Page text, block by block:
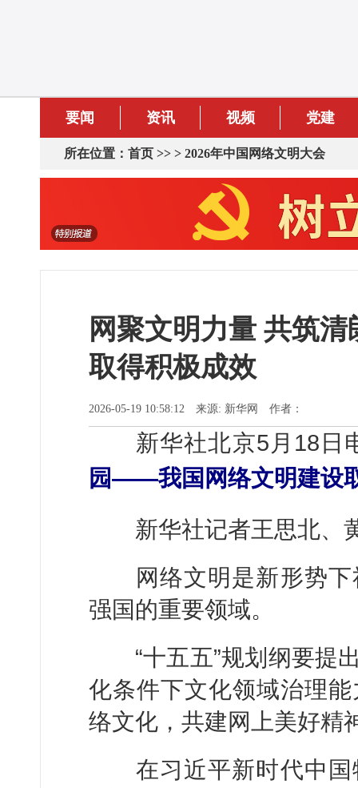
要闻 资讯 视频 党建
所在位置： 首页 >> > 2026年中国网络文明大会
网聚文明力量 共筑
取得积极成效
2026-05-19 10:58:12 来源: 新华网 作者：
新华社北京5月18
园——我国网络文明建设
新华社记者王思北、
网络文明是新形势下
强国的重要领域。
“十五五”规划纲要提出
化条件下文化领域治理
络文化，共建网上美好精
在习近平新时代中国